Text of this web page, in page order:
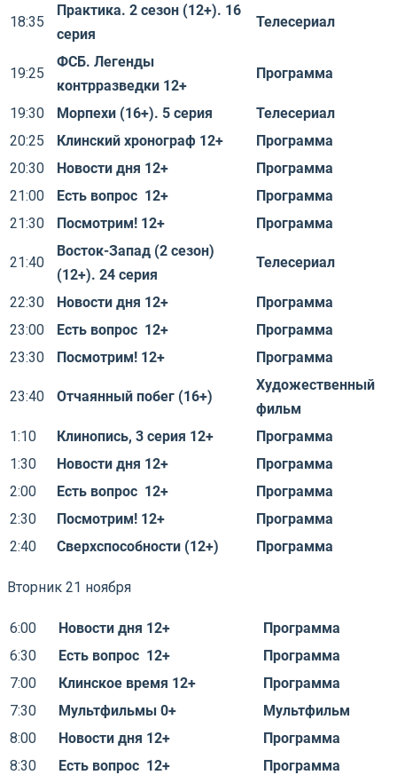
18:35
Практика. 2 сезон (12+). 16
серия
Телесериал
19:25
ФСБ. Легенды
контрразведки 12+
Программа
19:30 Морпехи (16+). 5 серия
Телесериал
20:25
Клинский хронограф 12+
Программа
20:30
Новости дня 12+
Программа
21:00
Есть вопрос 12+
Программа
21:30
Посмотрим! 12+ Программа
21:40
Восток-Запад (2 сезон)
(12+). 24 серия
Телесериал
22:30 Новости дня 12+
Программа
23:00
Есть вопрос 12+
Программа
23:30
Посмотрим! 12+ Программа
23:40 Отчаянный побег (16+)
Художественный
фильм
1:10
Клинопись, 3 серия 12+
Программа
1:30
Новости дня 12+
Программа
2:00
Есть вопрос 12+
Программа
2:30
Посмотрим! 12+
Программа
2:40
Сверхспособности (12+) Программа
Вторник 21 ноября
6:00 Новости дня 12+
Программа
6:30
Есть вопрос 12+
Программа
7:00
Клинское время 12+
Программа
7:30
Мультфильмы 0+
Мультфильм
8:00
Новости дня 12+
Программа
8:30
Есть вопрос 12+
Программа